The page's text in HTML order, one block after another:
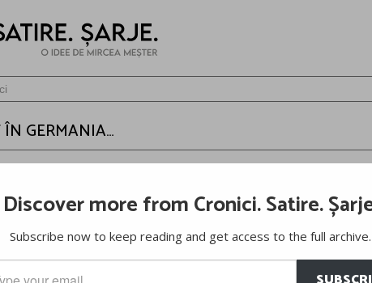
GERMANIA…
Delta Dunării ar fi fost un punct turistic în care s-ar fi
să luăm bani pentru a menţine curăţenia?”, ci “cum facem ca
Discover more from Cronici. Satire.
Subscribe now to keep reading and get access to the full archive.